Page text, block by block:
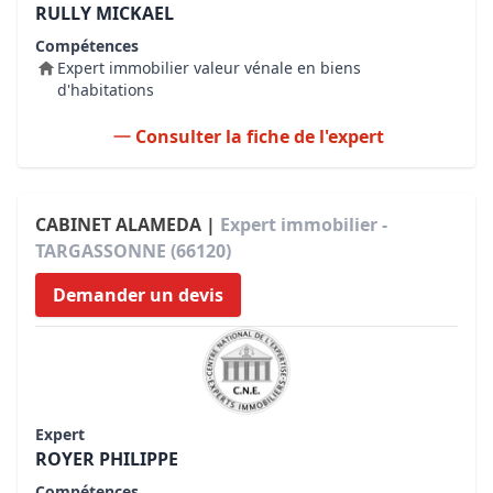
RULLY MICKAEL
Compétences
Expert immobilier valeur vénale en biens
d'habitations
Consulter la fiche de l'expert
CABINET ALAMEDA | Expert immobilier -
TARGASSONNE (66120)
Demander un devis
Expert
ROYER PHILIPPE